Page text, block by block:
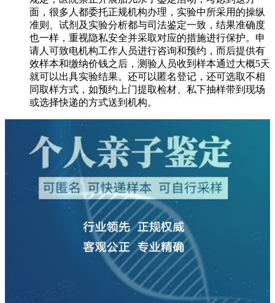
面，很多人都委托正规机构办理，实验中所采用的操纵
准则、试剂及实验分析都与司法鉴定一致，结果准确度
也一样，重视隐私安全并采取对应的措施进行保护。申
请人可致电机构工作人员进行咨询和预约，而后提供有
效样本和缴纳价钱之后，测验人员收到样本通过大概5天
就可以出具实验结果。还可以匿名登记，还可选取不相
同取样方式，如预约上门提取检材、私下抽样带到现场
或选择快递的方式送到机构。